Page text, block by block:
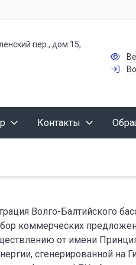
пер., дом 15,
Контакты
Волго-Балтийского
коммерческих
от имени
сгенерированной на